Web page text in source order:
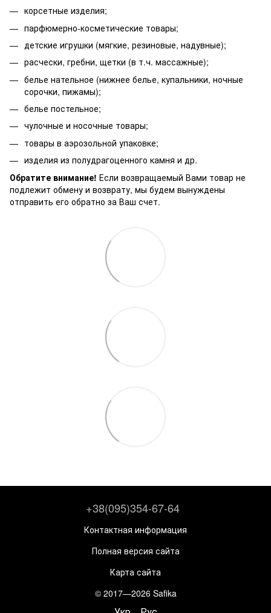
корсетные изделия;
парфюмерно-косметические товары;
детские игрушки (мягкие, резиновые, надувные);
расчески, гребни, щетки (в т.ч. массажные);
белье нательное (нижнее белье, купальники, ночные
сорочки, пижамы);
белье постельное;
чулочные и носочные товары;
товары в аэрозольной упаковке;
изделия из полудрагоценного камня и др.
Обратите внимание! Если возвращаемый Вами товар не
подлежит обмену и возврату, мы будем вынуждены
отправить его обратно за Ваш счет.
+38(095)354-67-64
Контактная информация
Полная версия сайта
Карта сайта
© 2017—2026 Safika